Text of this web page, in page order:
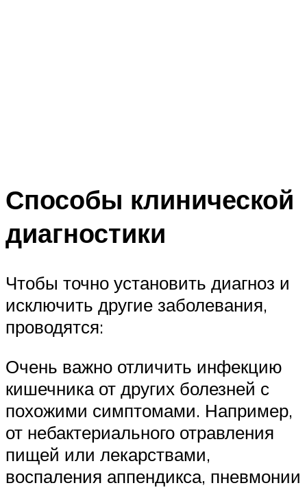
Способы клинической
диагностики
Чтобы точно установить диагноз и
исключить другие заболевания,
проводятся:
Очень важно отличить инфекцию
кишечника от других болезней с
похожими симптомами. Например,
от небактериального отравления
пищей или лекарствами,
воспаления аппендикса, пневмонии